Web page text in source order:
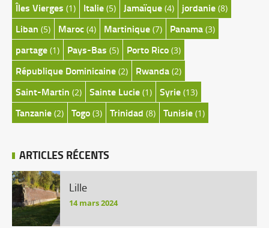
Îles Vierges (1) Italie (5) Jamaïque (4) jordanie (8)
Liban (5) Maroc (4) Martinique (7) Panama (3)
partage (1) Pays-Bas (5) Porto Rico (3)
République Dominicaine (2) Rwanda (2)
Saint-Martin (2) Sainte Lucie (1) Syrie (13)
Tanzanie (2) Togo (3) Trinidad (8) Tunisie (1)
ARTICLES RÉCENTS
Lille
14 mars 2024